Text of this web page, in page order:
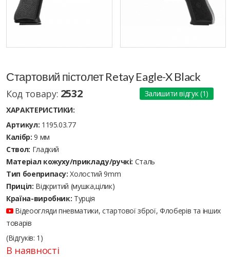
Стартовий пістолет Retay Eagle-X Black
Код товару: 2532
Залишити відгук (1)
ХАРАКТЕРИСТИКИ:
Артикул: 1195.03.77
Калібр: 9 мм
Ствол: Гладкий
Матеріал кожуху/прикладу/ручкі: Сталь
Тип боеприпасу: Холостий 9mm
Приціл: Відкритий (мушка,цілик)
Країна-виробник: Турція
Відеоогляди пневматики, стартової зброї, Флоберів та інших
товарів
(Відгуків: 1)
В наявності